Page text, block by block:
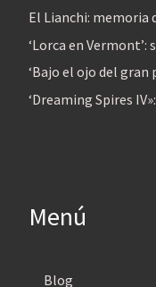
El Lianchi: memoria
‘Lorca en
‘Bajo el ojo del gran
‘Dreaming Spires
Menú
Blog